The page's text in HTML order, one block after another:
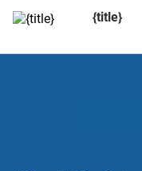
{title}